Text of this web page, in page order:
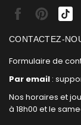
FacebookPinterest
CONTACTEZ-
Formulaire de
Par email :
Nos horaires et
à 18h00 et le